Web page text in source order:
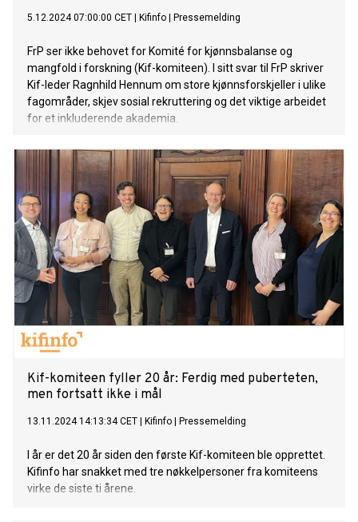
5.12.2024 07:00:00 CET Kifinfo Pressemelding
FrP ser ikke behovet for Komité for kjønnsbalanse og
mangfold i forskning (Kif-komiteen). I sitt svar til FrP skriver
Kif-leder Ragnhild Hennum om store kjønnsforskjeller i ulike
fagområder, skjev sosial rekruttering og det viktige arbeidet
for et inkluderende akademia.
Kif-komiteen fyller 20 år: Ferdig med puberteten,
men fortsatt ikke i mål
13.11.2024 14:13:34 CET Kifinfo Pressemelding
I år er det 20 år siden den første Kif-komiteen ble opprettet.
Kifinfo har snakket med tre nøkkelpersoner fra komiteens
virke de siste ti årene.